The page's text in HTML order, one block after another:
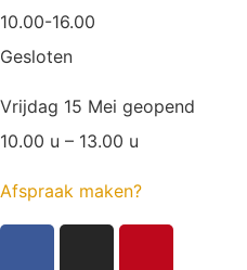
10.00-16.00
Gesloten
Vrijdag 15 Mei geopend
10.00 u – 13.00 u
Afspraak maken?